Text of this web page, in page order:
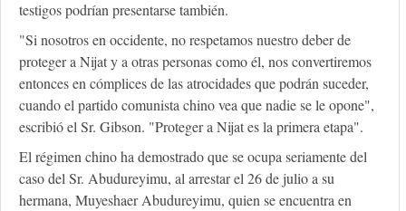
testigos podrían presentarse también.
"Si nosotros en occidente, no respetamos nuestro deber de
proteger a Nijat y a otras personas como él, nos convertiremos
entonces en cómplices de las atrocidades que podrán suceder,
cuando el partido comunista chino vea que nadie se le opone",
escribió el Sr. Gibson. "Proteger a Nijat es la primera etapa".
El régimen chino ha demostrado que se ocupa seriamente del
caso del Sr. Abudureyimu, al arrestar el 26 de julio a su
hermana, Muyeshaer Abudureyimu, quien se encuentra en